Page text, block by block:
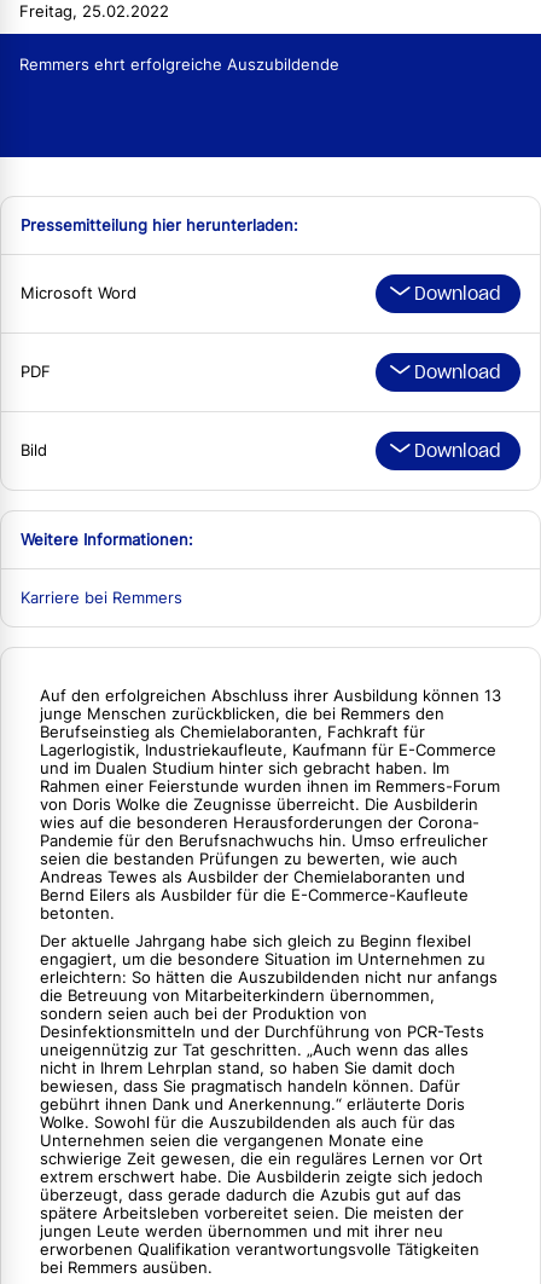
Freitag, 25.02.2022
Remmers ehrt erfolgreiche Auszubildende
Pressemitteilung hier herunterladen:
Microsoft Word Download
PDF Download
Bild Download
Weitere Informationen:
Karriere bei Remmers
Auf den erfolgreichen Abschluss ihrer Ausbildung können 13
junge Menschen zurückblicken, die bei Remmers den
Berufseinstieg als Chemielaboranten, Fachkraft für
Lagerlogistik, Industriekaufleute, Kaufmann für E-Commerce
und im Dualen Studium hinter sich gebracht haben. Im
Rahmen einer Feierstunde wurden ihnen im Remmers-Forum
von Doris Wolke die Zeugnisse überreicht. Die Ausbilderin
wies auf die besonderen Herausforderungen der Corona-
Pandemie für den Berufsnachwuchs hin. Umso erfreulicher
seien die bestanden Prüfungen zu bewerten, wie auch
Andreas Tewes als Ausbilder der Chemielaboranten und
Bernd Eilers als Ausbilder für die E-Commerce-Kaufleute
betonten.
Der aktuelle Jahrgang habe sich gleich zu Beginn flexibel
engagiert, um die besondere Situation im Unternehmen zu
erleichtern: So hätten die Auszubildenden nicht nur anfangs
die Betreuung von Mitarbeiterkindern übernommen,
sondern seien auch bei der Produktion von
Desinfektionsmitteln und der Durchführung von PCR-Tests
uneigennützig zur Tat geschritten. „Auch wenn das alles
nicht in Ihrem Lehrplan stand, so haben Sie damit doch
bewiesen, dass Sie pragmatisch handeln können. Dafür
gebührt ihnen Dank und Anerkennung.“ erläuterte Doris
Wolke. Sowohl für die Auszubildenden als auch für das
Unternehmen seien die vergangenen Monate eine
schwierige Zeit gewesen, die ein reguläres Lernen vor Ort
extrem erschwert habe. Die Ausbilderin zeigte sich jedoch
überzeugt, dass gerade dadurch die Azubis gut auf das
spätere Arbeitsleben vorbereitet seien. Die meisten der
jungen Leute werden übernommen und mit ihrer neu
erworbenen Qualifikation verantwortungsvolle Tätigkeiten
bei Remmers ausüben.